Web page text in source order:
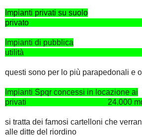
Impianti privati su suolo
privato
Impianti di pubblica
utilità
questi sono per lo più parapedonali e
Impianti Spqr concessi in locazione ai
privati 24.000 mq
si tratta dei famosi cartelloni che
alle ditte del riordino